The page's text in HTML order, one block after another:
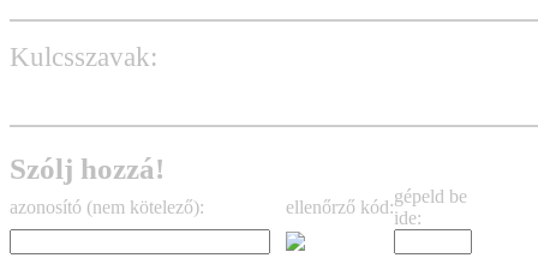
Kulcsszavak:
Szólj hozzá!
azonosító (nem kötelező): ellenőrző kód:
gépeld be
ide: